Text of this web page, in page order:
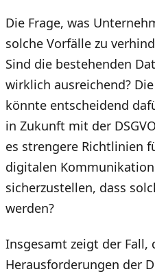
Die Frage, was
solche Vorfälle zu
Sind die bestehenden
wirklich ausreichend?
könnte entscheidend
in Zukunft mit der
es strengere Richtlinien
digitalen
sicherzustellen, dass
werden?
Insgesamt zeigt der Fall,
Herausforderungen der